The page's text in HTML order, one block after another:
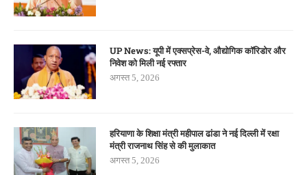
UP News: यूपी में एक्सप्रेस-वे, औद्योगिक कॉरिडोर और
निवेश को मिली नई रफ्तार
अगस्त 5, 2026
हरियाणा के शिक्षा मंत्री महीपाल ढांडा ने नई दिल्ली में रक्षा
मंत्री राजनाथ सिंह से की मुलाकात
अगस्त 5, 2026